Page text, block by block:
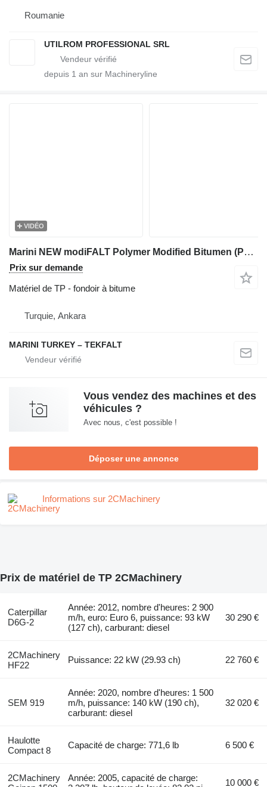
Roumanie
UTILROM PROFESSIONAL SRL
depuis 1 an sur Machineryline
VIDÉO
Marini NEW modiFALT Polymer Modified Bitumen (PMB)
Prix sur demande
Matériel de TP - fondoir à bitume
Turquie, Ankara
MARINI TURKEY – TEKFALT
Vous vendez des machines et des
véhicules ?
Avec nous, c'est possible !
Déposer une annonce
Informations sur 2CMachinery
Prix de matériel de TP 2CMachinery
Caterpillar
D6G-2
Année: 2012, nombre d'heures: 2 900
m/h, euro: Euro 6, puissance: 93 kW
(127 ch), carburant: diesel
30 290 €
2CMachinery
HF22
Puissance: 22 kW (29.93 ch) 22 760 €
SEM 919
Année: 2020, nombre d'heures: 1 500
m/h, puissance: 140 kW (190 ch),
carburant: diesel
32 020 €
Haulotte
Compact 8
Capacité de charge: 771,6 lb 6 500 €
2CMachinery
Année: 2005, capacité de charge:
10 000 €